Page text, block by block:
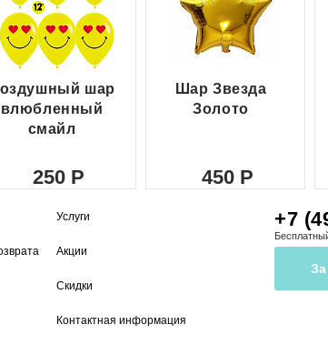
шар
влюбленный
смайл
250
Шар Звезда
Золото
450
Услуги
Акции
Скидки
Контактная информация
+7